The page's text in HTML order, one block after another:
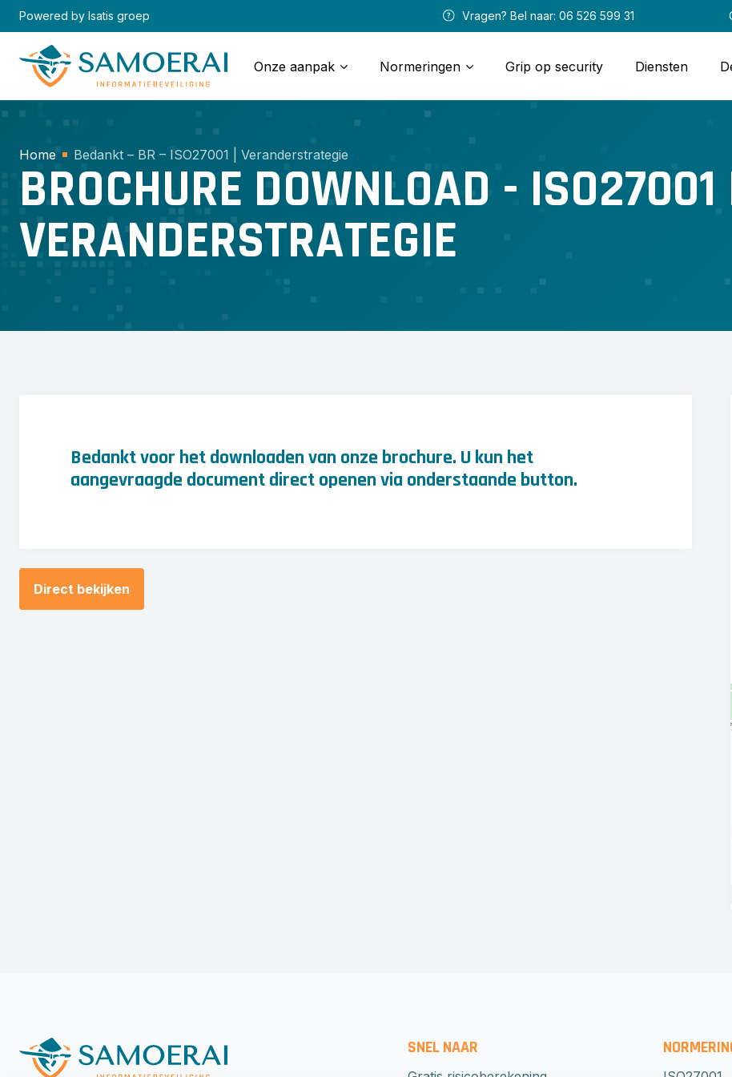
Skip
to
content
Powered by Isatis groep Vragen? Bel naar: 06 526 599 31
Onze aanpak Normeringen Grip op security Diensten
Home Bedankt – BR – ISO27001 | Veranderstrategie
BROCHURE DOWNLOAD - ISO27001
VERANDERSTRATEGIE
Bedankt voor het downloaden van onze brochure. U kun het
aangevraagde document direct openen via onderstaande button.
Direct bekijken
SNEL NAAR